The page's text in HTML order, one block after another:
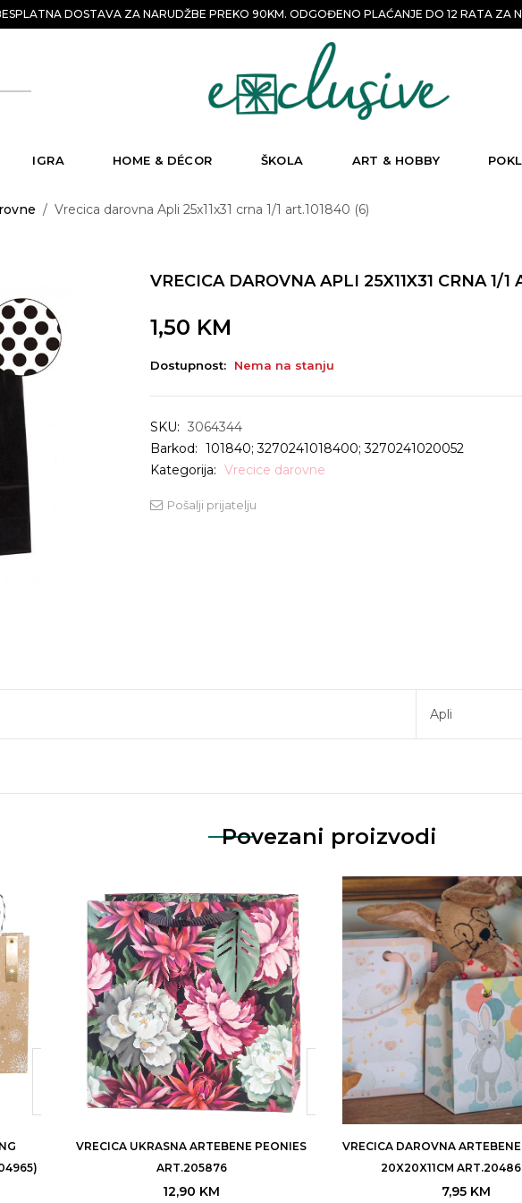
DOSTAVA ZA NARUDŽBE PREKO 90KM. ODGOĐENO PLAĆANJE DO 12 RATA ZA
IGRA HOME & DÉCOR ŠKOLA ART & HOBBY
/ Vrecica darovna Apli 25x11x31 crna 1/1 art.101840 (6)
VRECICA DAROVNA APLI 25X11X31 CRNA 1/1
1,50 KM
Dostupnost: Nema na stanju
SKU: 3064344
Barkod: 101840; 3270241018400; 3270241020052
Kategorija: Vrecice darovne
Pošalji prijatelju
Apli
Povezani proizvodi
VRECICA UKRASNA ARTEBENE PEONIES
ART.205876
12,90 KM
VRECICA DAROVNA
20X20X11CM
7,95 KM